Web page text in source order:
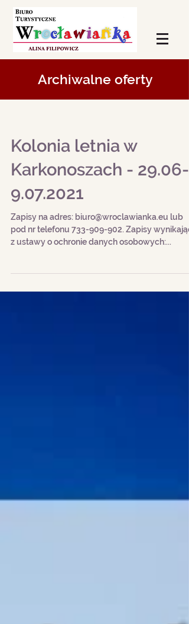
Archiwalne oferty
Kolonia letnia w
Karkonoszach - 29.06-
9.07.2021
Zapisy na adres: biuro@wroclawianka.eu lub
pod nr telefonu 733-909-902. Zapisy
z ustawy o ochronie danych osobowych:...